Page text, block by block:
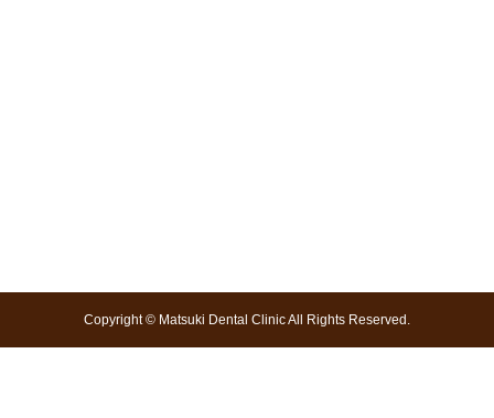
Copyright © Matsuki Dental Clinic All Rights Reserved.